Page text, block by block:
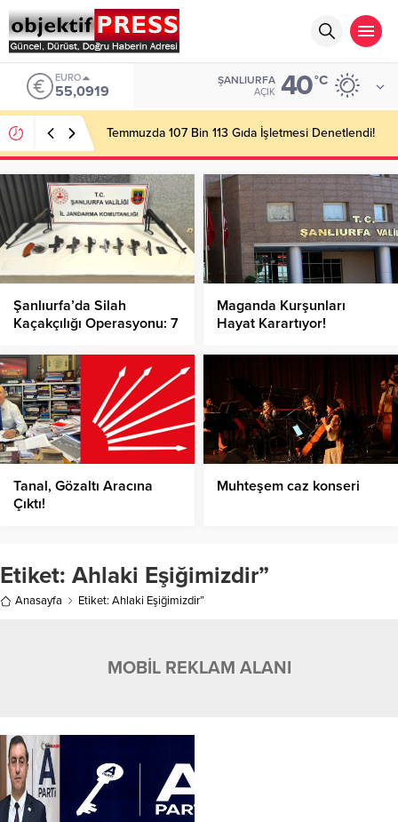
EURO
55,0919
ŞANLIURFA
AÇIK 40°C
Temmuzda 107 Bin 113 Gıda İşletmesi Denetlendi!
Şanlıurfa’da Silah
Kaçakçılığı Operasyonu: 7
Maganda Kurşunları
Hayat Karartıyor!
Tanal, Gözaltı Aracına
Çıktı!
Muhteşem caz konseri
Etiket: Ahlaki Eşiğimizdir”
Anasayfa Etiket: Ahlaki Eşiğimizdir”
MOBİL REKLAM ALANI